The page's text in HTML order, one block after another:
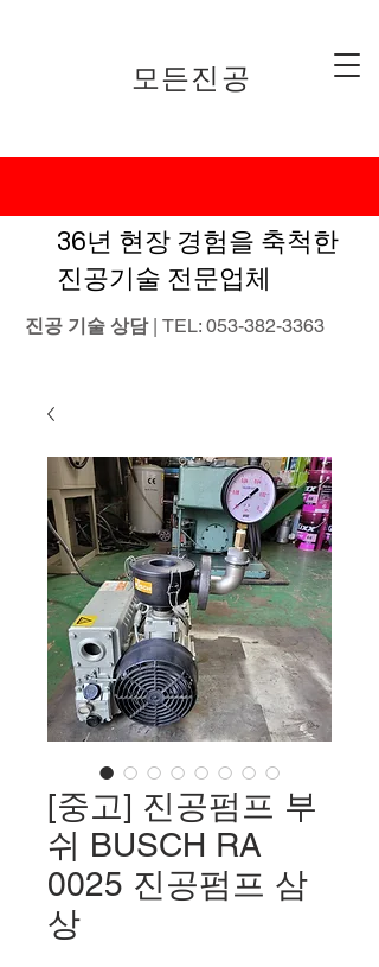
​모든진공
36년 현장 경험을 축척한
진공기술 전문업체
진공 기술 상담| TEL: 053-382-3363
[중고] 진공펌프 부
쉬 BUSCH RA
0025 진공펌프 삼
상